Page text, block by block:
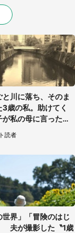
と川に落ち、そのま
3歳の私。助けてく
私の母に言ったの
葉県・20代女性）
読者
世界」「冒険のはじ
夫が撮影した〝1歳